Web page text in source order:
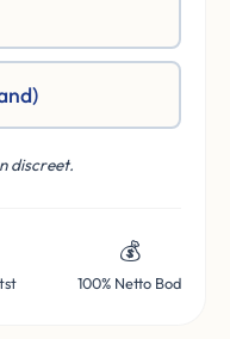
discreet.
💰
100% Netto Bod